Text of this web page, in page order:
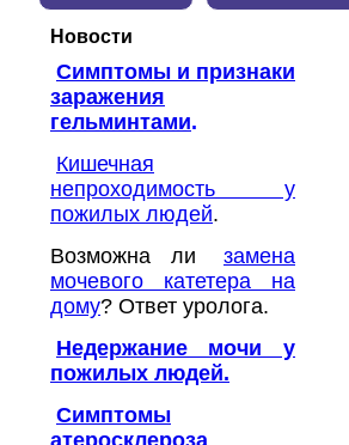
Новости
Симптомы и признаки
заражения
гельминтами.
Кишечная
непроходимость у
пожилых людей.
Возможна ли
замена
мочевого катетера на
дому? Ответ уролога.
Недержание мочи у
пожилых людей.
Симптомы
атеросклероза